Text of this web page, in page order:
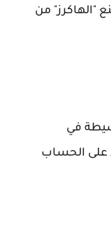
"الهاكرز" من
في
على الحساب